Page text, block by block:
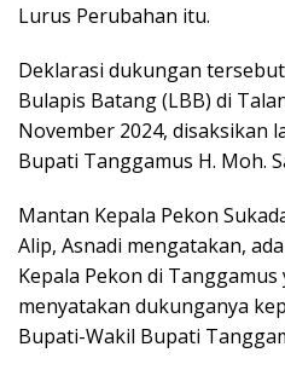
Lurus Perubahan itu.
Deklarasi dukungan
Bulapis Batang (LBB) di
November 2024, disaksikan
Bupati Tanggamus H. Moh.
Mantan Kepala Pekon
Alip, Asnadi mengatakan,
Kepala Pekon di
menyatakan dukunganya
Bupati-Wakil Bupati